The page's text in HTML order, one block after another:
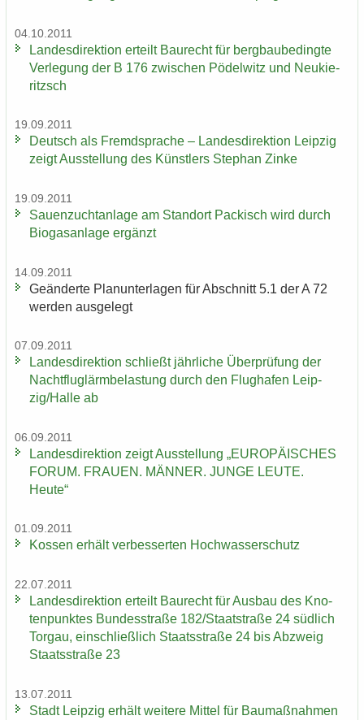
04.10.2011
Lan­des­di­rek­ti­on er­teilt Bau­recht für berg­bau­be­ding­te
Ver­le­gung der B 176 zwi­schen Pö­del­witz und Neu­kie­
ritzsch
19.09.2011
Deutsch als Fremd­spra­che – Lan­des­di­rek­ti­on Leip­zig
zeigt Aus­stel­lung des Künst­lers Ste­phan Zinke
19.09.2011
Sauen­zucht­an­la­ge am Stand­ort Pa­ckisch wird durch
Bio­gas­an­la­ge er­gänzt
14.09.2011
Ge­än­der­te Plan­un­ter­la­gen für Ab­schnitt 5.1 der A 72
wer­den aus­ge­legt
07.09.2011
Lan­des­di­rek­ti­on schließt jähr­li­che Über­prü­fung der
Nacht­flug­lärm­be­las­tung durch den Flug­ha­fen Leip­
zig/Halle ab
06.09.2011
Lan­des­di­rek­ti­on zeigt Aus­stel­lung „EU­RO­PÄI­SCHES
FORUM. FRAU­EN. MÄN­NER. JUNGE LEUTE.
Heute“
01.09.2011
Kos­sen er­hält ver­bes­ser­ten Hoch­was­ser­schutz
22.07.2011
Lan­des­di­rek­ti­on er­teilt Bau­recht für Aus­bau des Kno­
ten­punk­tes Bun­des­stra­ße 182/Staat­stra­ße 24 süd­lich
Tor­gau, ein­schließ­lich Staats­stra­ße 24 bis Ab­zweig
Staats­stra­ße 23
13.07.2011
Stadt Leip­zig er­hält wei­te­re Mit­tel für Bau­maß­nah­men